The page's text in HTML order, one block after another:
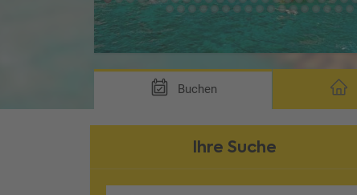
Buchen
Ihre Suche